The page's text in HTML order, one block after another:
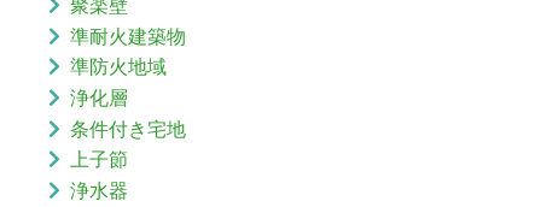
聚楽壁
準耐火建築物
準防火地域
浄化層
条件付き宅地
上子節
浄水器